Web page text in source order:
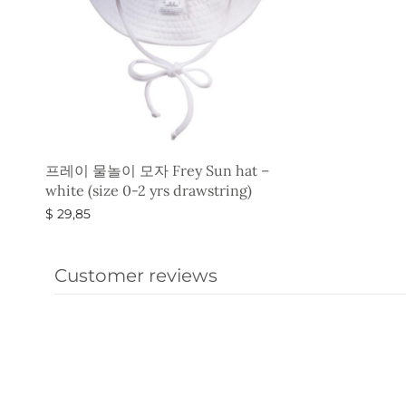
프레이 물놀이 모자 Frey Sun hat –
white (size 0-2 yrs drawstring)
$ 29,85
Customer reviews